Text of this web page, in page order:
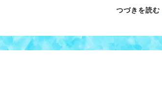
つづきを読む